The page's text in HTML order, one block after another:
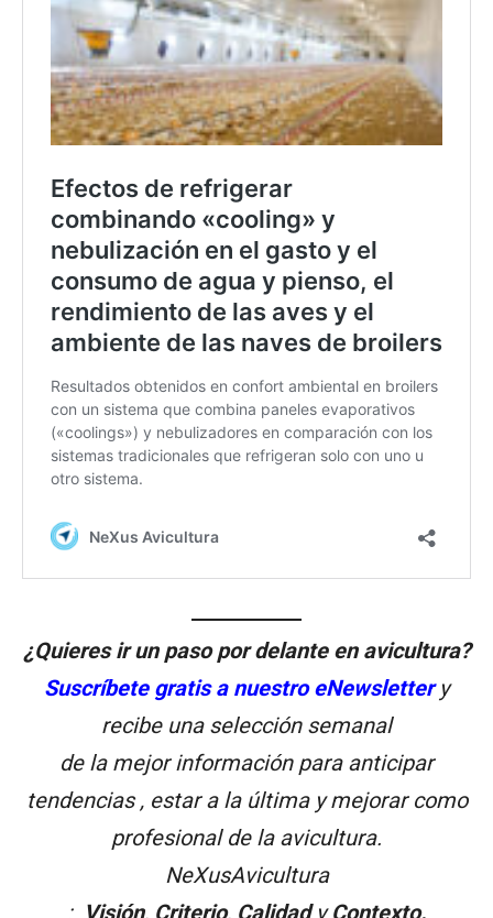
¿Quieres ir un paso por delante en avicultura?
Suscríbete gratis a nuestro eNewsletter y
recibe una selección semanal
de la mejor información para anticipar
tendencias , estar a la última y mejorar como
profesional de la avicultura.
NeXusAvicultura
: Visión, Criterio, Calidad yContexto.